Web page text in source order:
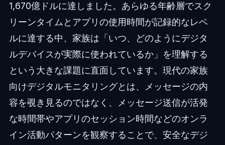
1,670億ドルに達しました。あらゆる年齢層でスク
リーンタイムとアプリの使用時間が記録的なレベ
ルに達する中、家族は「いつ、どのようにデジタ
ルデバイスが実際に使われているか」を理解する
という大きな課題に直面しています。現代の家族
向けデジタルモニタリングとは、メッセージの内
容を覗き見るのではなく、メッセージ送信が活発
な時間帯やアプリのセッション時間などのオンラ
イン活動パターンを観察することで、安全なデジ